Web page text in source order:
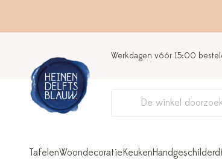
Werkdagen vóór 15:00
TafelenWoondecoratieKeukenHandgeschilderd